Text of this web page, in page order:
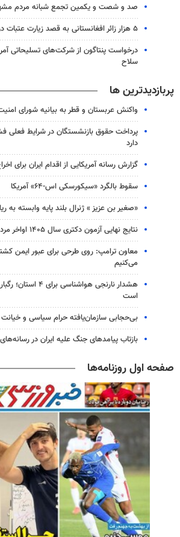
صد و شصت و یکمین تجمع شبانه مردم
۵ هزار زائر افغانستانی به قصد زیارت عتبات در عراق وارد دوغارون شدند
درخواست پنتاگون از شرکت‌های تسلیحاتی
سلاح
پربازدیدترین ها
واکنش عربستان و قطر به بیانیه شورای
پرداخت حقوق بازنشستگان در شرایط فعلی
دارد
گزارش رسانه آمریکایی از اقدام ایران برای
سقوط بالگرد «سیکورسکی اس-۶۴» آمریکا
«صغیر بن عزیز » ژنرال بلند پایه وابسته
نتایج نهایی آزمون دکتری سال ۱۴۰۵ اواخر مرداد اعلام می‌شود
معاون ترامپ: روی طرحی برای عبور ایمن
می‌کنیم
هشدار نارنجی
است
بی‌حجابی سازمان‌یافته حرام سیاسی و
بازتاب پیامدهای جنگ علیه ایران در
صفحه اول روزنامه‌ها